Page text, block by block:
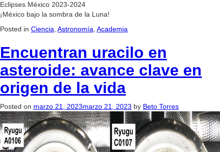
Eclipses México 2023-2024
¡México bajo la sombra de la Luna!
Posted in Ciencia Astronomía Academia
Encuentran uracilo en
asteroide: avance clave en
origen de la vida
Posted on marzo 21, 2023marzo 21, 2023 by Beto Torres